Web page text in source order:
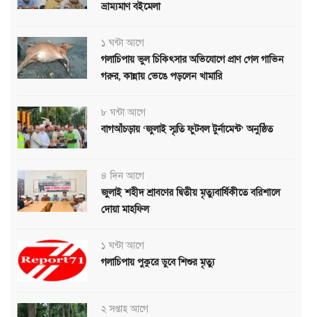
ভ্রাম্যমাণ বইমেলা
১ ঘন্টা আগে
গলাচিপায় ভুল চিকিৎসার অভিযোগে প্রাণ গেল গাভিন
গরুর, কান্নায় ভেঙে পড়লেন খামারি
৮ ঘন্টা আগে
বাগআঁচড়ায় ‘জুলাই স্মৃতি ফুটবল টুর্নামেন্ট’ অনুষ্ঠিত
৪ দিন আগে
জুলাই শহীদ শ্রাবণের দ্বিতীয় মৃত্যুবার্ষিকীতে বরিশালে
দোয়া মাহফিল
১ ঘন্টা আগে
গলাচিপায় পুকুরে ডুবে শিশুর মৃত্যু
২ সপ্তাহ আগে